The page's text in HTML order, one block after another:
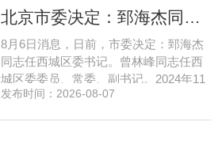
8月6日消息，日前，市委决定：郅海杰
同志任西城区委书记。曾林峰同志任西
城区委委员、常委、副书记。2024年11
月，郅海杰任北京市西城区委副书记，
发布时间：2026-08-07